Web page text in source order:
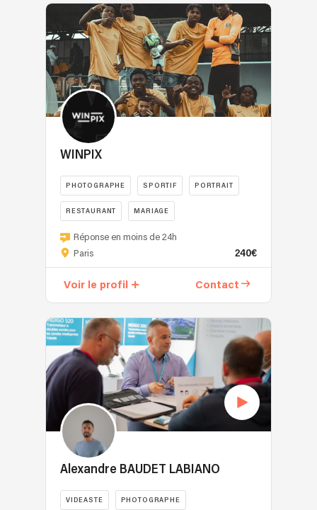
WINPIX
PHOTOGRAPHE SPORTIF PORTRAIT
RESTAURANT MARIAGE
Réponse en moins de 24h
Paris
240€
Voir le profil Contact
Alexandre BAUDET LABIANO
VIDEASTE PHOTOGRAPHE